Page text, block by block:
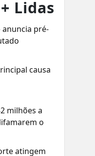
+ Lidas
anuncia pré-
causa
milhões a
o
atingem